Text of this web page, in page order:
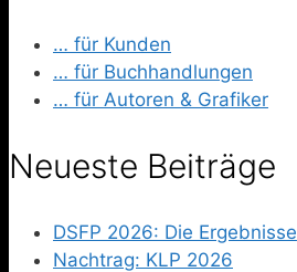
… für Kunden
… für Buchhandlungen
… für Autoren & Grafiker
Neueste Beiträge
DSFP 2026: Die Ergebnisse
Nachtrag: KLP 2026